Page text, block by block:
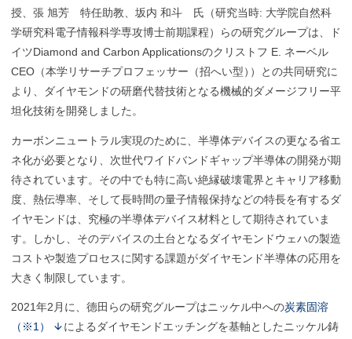
授、張 旭芳 特任助教、坂内 和斗 氏（研究当時: 大学院自然科
学研究科電子情報科学専攻博士前期課程）らの研究グループは、ド
イツDiamond and Carbon Applicationsのクリストフ E. ネーベル
CEO（本学リサーチプロフェッサー（招へい型） ）との共同研究に
より、ダイヤモンドの研磨代替技術となる機械的ダメージフリー平
坦化技術を開発しました。
カーボンニュートラル実現のために、半導体デバイスの更なる省エ
ネ化が必要となり、次世代ワイドバンドギャップ半導体の開発が期
待されています。その中でも特に高い絶縁破壊電界とキャリア移動
度、熱伝導率、そして長時間の量子情報保持などの特長を有するダ
イヤモンドは、究極の半導体デバイス材料として期待されていま
す。しかし、そのデバイスの土台となるダイヤモンドウェハの製造
コストや製造プロセスに関する課題がダイヤモンド半導体の応用を
大きく制限しています。
2021年2月に、德田らの研究グループはニッケル中への炭素固溶
（※1）
によるダイヤモンドエッチングを基軸としたニッケル鋳